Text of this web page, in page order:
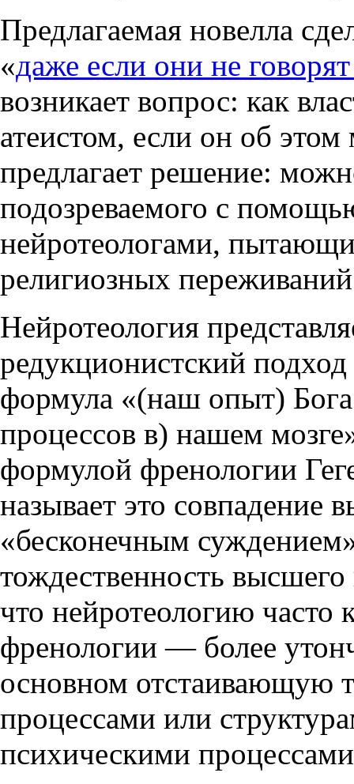
Предлагаемая новелла
«даже если они не
возникает вопрос: как
атеистом, если он об
предлагает решение:
подозреваемого с
нейротеологами,
религиозных
Нейротеология
редукционистский
формула «(наш опыт)
процессов в) нашем
формулой френологии
называет это совпадение
«бесконечным
тождественность
что нейротеологию
френологии — более
основном отстаивающую
процессами или
психическими